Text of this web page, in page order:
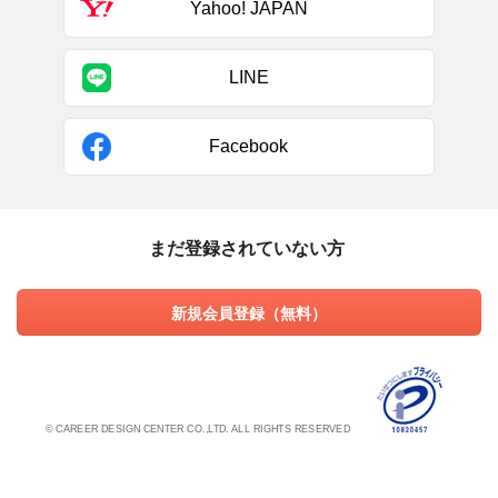
Yahoo! JAPAN
LINE
Facebook
まだ登録されていない方
新規会員登録（無料）
© CAREER DESIGN CENTER CO.,LTD. ALL RIGHTS RESERVED